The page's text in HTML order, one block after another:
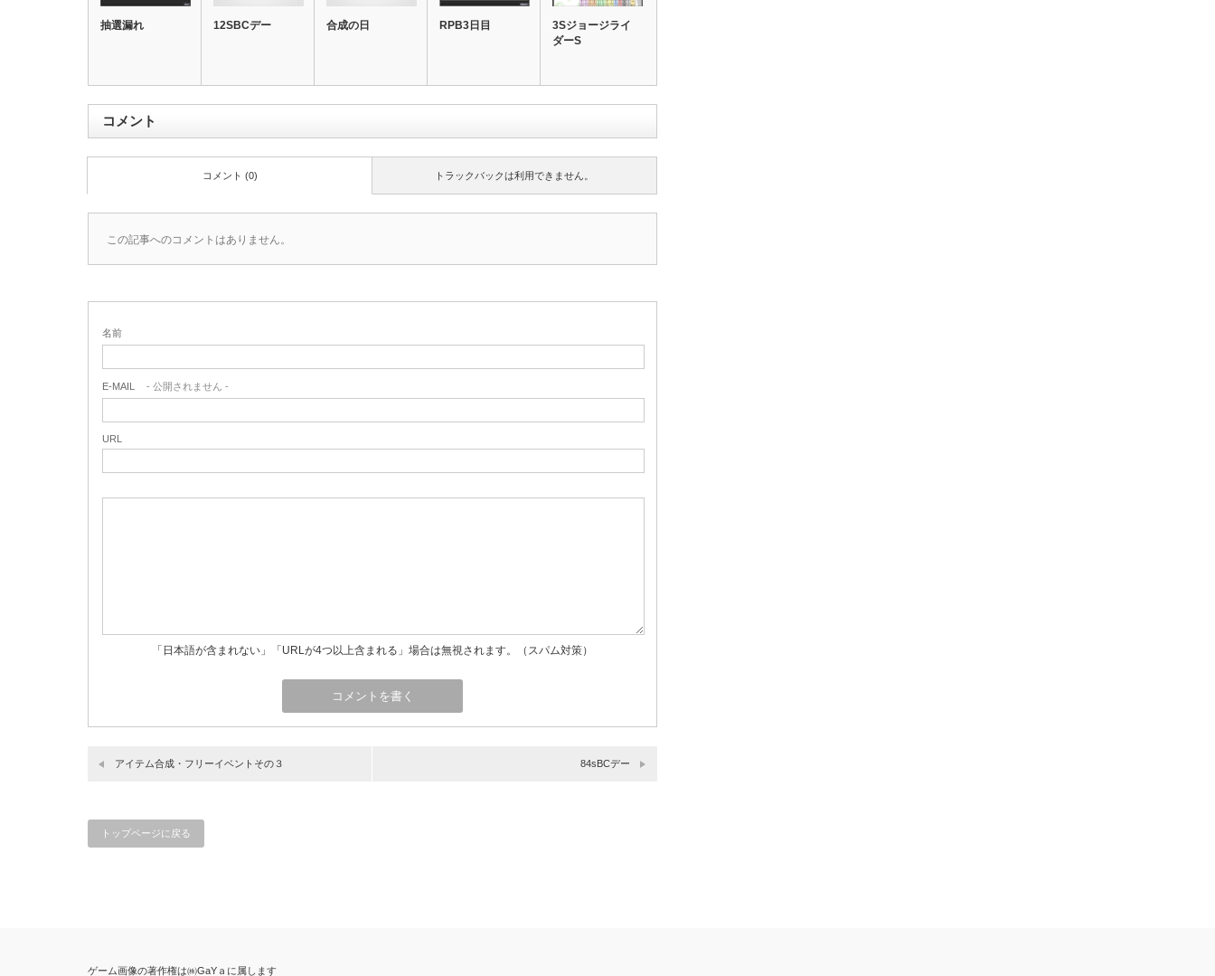
抽選漏れ 12SBCデー 合成の日 RPB3日目
3Sジョージライ
ダーS
コメント
トラックバックは利用できません。
コメント (0)
この記事へのコメントはありません。
名前
E-MAIL - 公開されません -
URL
「日本語が含まれない」「URLが4つ以上含まれる」場合は無視されます。（スパム対策）
アイテム合成・フリーイベントその３ 84sBCデー
トップページに戻る
ゲーム画像の著作権は㈱GaYａに属します